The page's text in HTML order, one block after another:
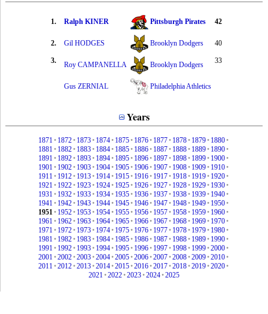
1. Ralph KINER Pittsburgh Pirates 42
2. Gil HODGES Brooklyn Dodgers 40
3. Roy CAMPANELLA Brooklyn Dodgers 33
Gus ZERNIAL Philadelphia Athletics
Years
1871• 1872• 1873• 1874• 1875• 1876• 1877• 1878• 1879• 1880•
1881• 1882• 1883• 1884• 1885• 1886• 1887• 1888• 1889• 1890•
1891• 1892• 1893• 1894• 1895• 1896• 1897• 1898• 1899• 1900•
1901• 1902• 1903• 1904• 1905• 1906• 1907• 1908• 1909• 1910•
1911• 1912• 1913• 1914• 1915• 1916• 1917• 1918• 1919• 1920•
1921• 1922• 1923• 1924• 1925• 1926• 1927• 1928• 1929• 1930•
1931• 1932• 1933• 1934• 1935• 1936• 1937• 1938• 1939• 1940•
1941• 1942• 1943• 1944• 1945• 1946• 1947• 1948• 1949• 1950•
1951• 1952• 1953• 1954• 1955• 1956• 1957• 1958• 1959• 1960•
1961• 1962• 1963• 1964• 1965• 1966• 1967• 1968• 1969• 1970•
1971• 1972• 1973• 1974• 1975• 1976• 1977• 1978• 1979• 1980•
1981• 1982• 1983• 1984• 1985• 1986• 1987• 1988• 1989• 1990•
1991• 1992• 1993• 1994• 1995• 1996• 1997• 1998• 1999•2000•
2001•2002•2003•2004•2005•2006•2007•2008•2009•2010•
2011•2012•2013•2014•2015•2016•2017•2018•2019•2020•
2021•2022•2023•2024•2025